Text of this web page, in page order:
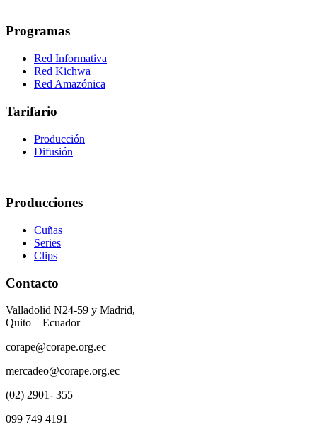
Programas
Red Informativa
Red Kichwa
Red Amazónica
Tarifario
Producción
Difusión
Producciones
Cuñas
Series
Clips
Contacto
Valladolid N24-59 y Madrid,
Quito – Ecuador
corape@corape.org.ec
mercadeo@corape.org.ec
(02) 2901- 355
099 749 4191